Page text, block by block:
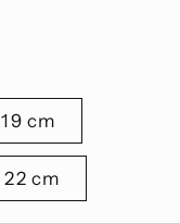
19 cm
22 cm